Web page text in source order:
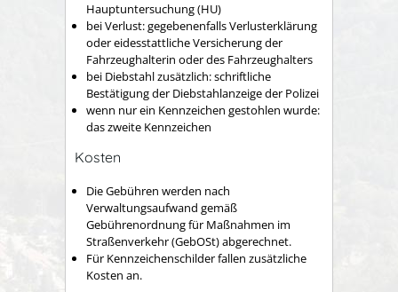
Hauptuntersuchung (HU)
bei Verlust: gegebenenfalls Verlusterklärung
oder eidesstattliche Versicherung der
Fahrzeughalterin oder des Fahrzeughalters
bei Diebstahl zusätzlich: schriftliche
Bestätigung der Diebstahlanzeige der Polizei
wenn nur ein Kennzeichen gestohlen wurde:
das zweite Kennzeichen
Kosten
Die Gebühren werden nach
Verwaltungsaufwand gemäß
Gebührenordnung für Maßnahmen im
Straßenverkehr (GebOSt) abgerechnet.
Für Kennzeichenschilder fallen zusätzliche
Kosten an.